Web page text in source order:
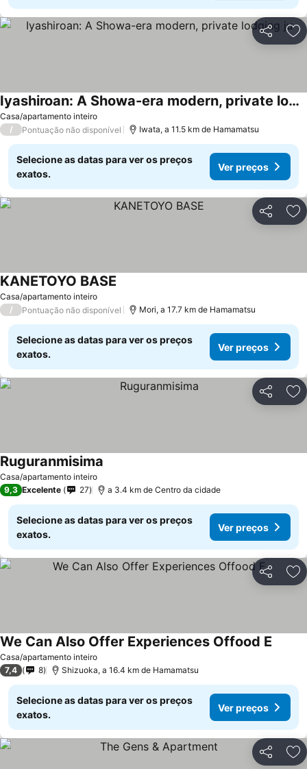
Partilhar
Casa/apartamento inteiro
Iyashiroan: A Showa-era modern, private lodging ju
Ver preços
/ Pontuação não disponível Iwata, a 11.5 km de Hamamatsu
Selecione as datas para ver os preços
exatos.
Ver preços
Partilhar
Casa/apartamento inteiro
KANETOYO BASE
/ Pontuação não disponível Mori, a 17.7 km de Hamamatsu
Selecione as datas para ver os preços
exatos.
Ver preços
Partilhar
Casa/apartamento inteiro
Ruguranmisima
9,3 Excelente 27 a 3.4 km de Centro da cidade
Selecione as datas para ver os preços
exatos.
Ver preços
Partilhar
Casa/apartamento inteiro
We Can Also Offer Experiences Offood E
7,4 8 Shizuoka, a 16.4 km de Hamamatsu
Selecione as datas para ver os preços
exatos.
Ver preços
Partilhar